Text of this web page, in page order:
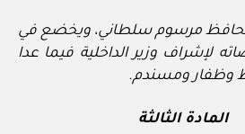
مرسوم سلطاني، ويخضع في
لإشراف وزير الداخلية فيما عدا
ومسندم.
المادة الثالثة